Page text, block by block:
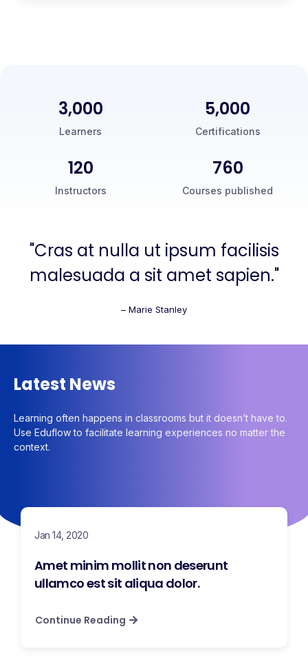
3,000
Learners
5,000
Certifications
120
Instructors
760
Courses published
"Cras at nulla ut ipsum facilisis
malesuada a sit amet sapien."
– Marie Stanley
Latest News
Learning often happens in classrooms but it doesn’t have to.
Use Eduflow to facilitate learning experiences no matter the
context.
Jan 14, 2020
Amet minim mollit non deserunt
ullamco est sit aliqua dolor.
Continue Reading